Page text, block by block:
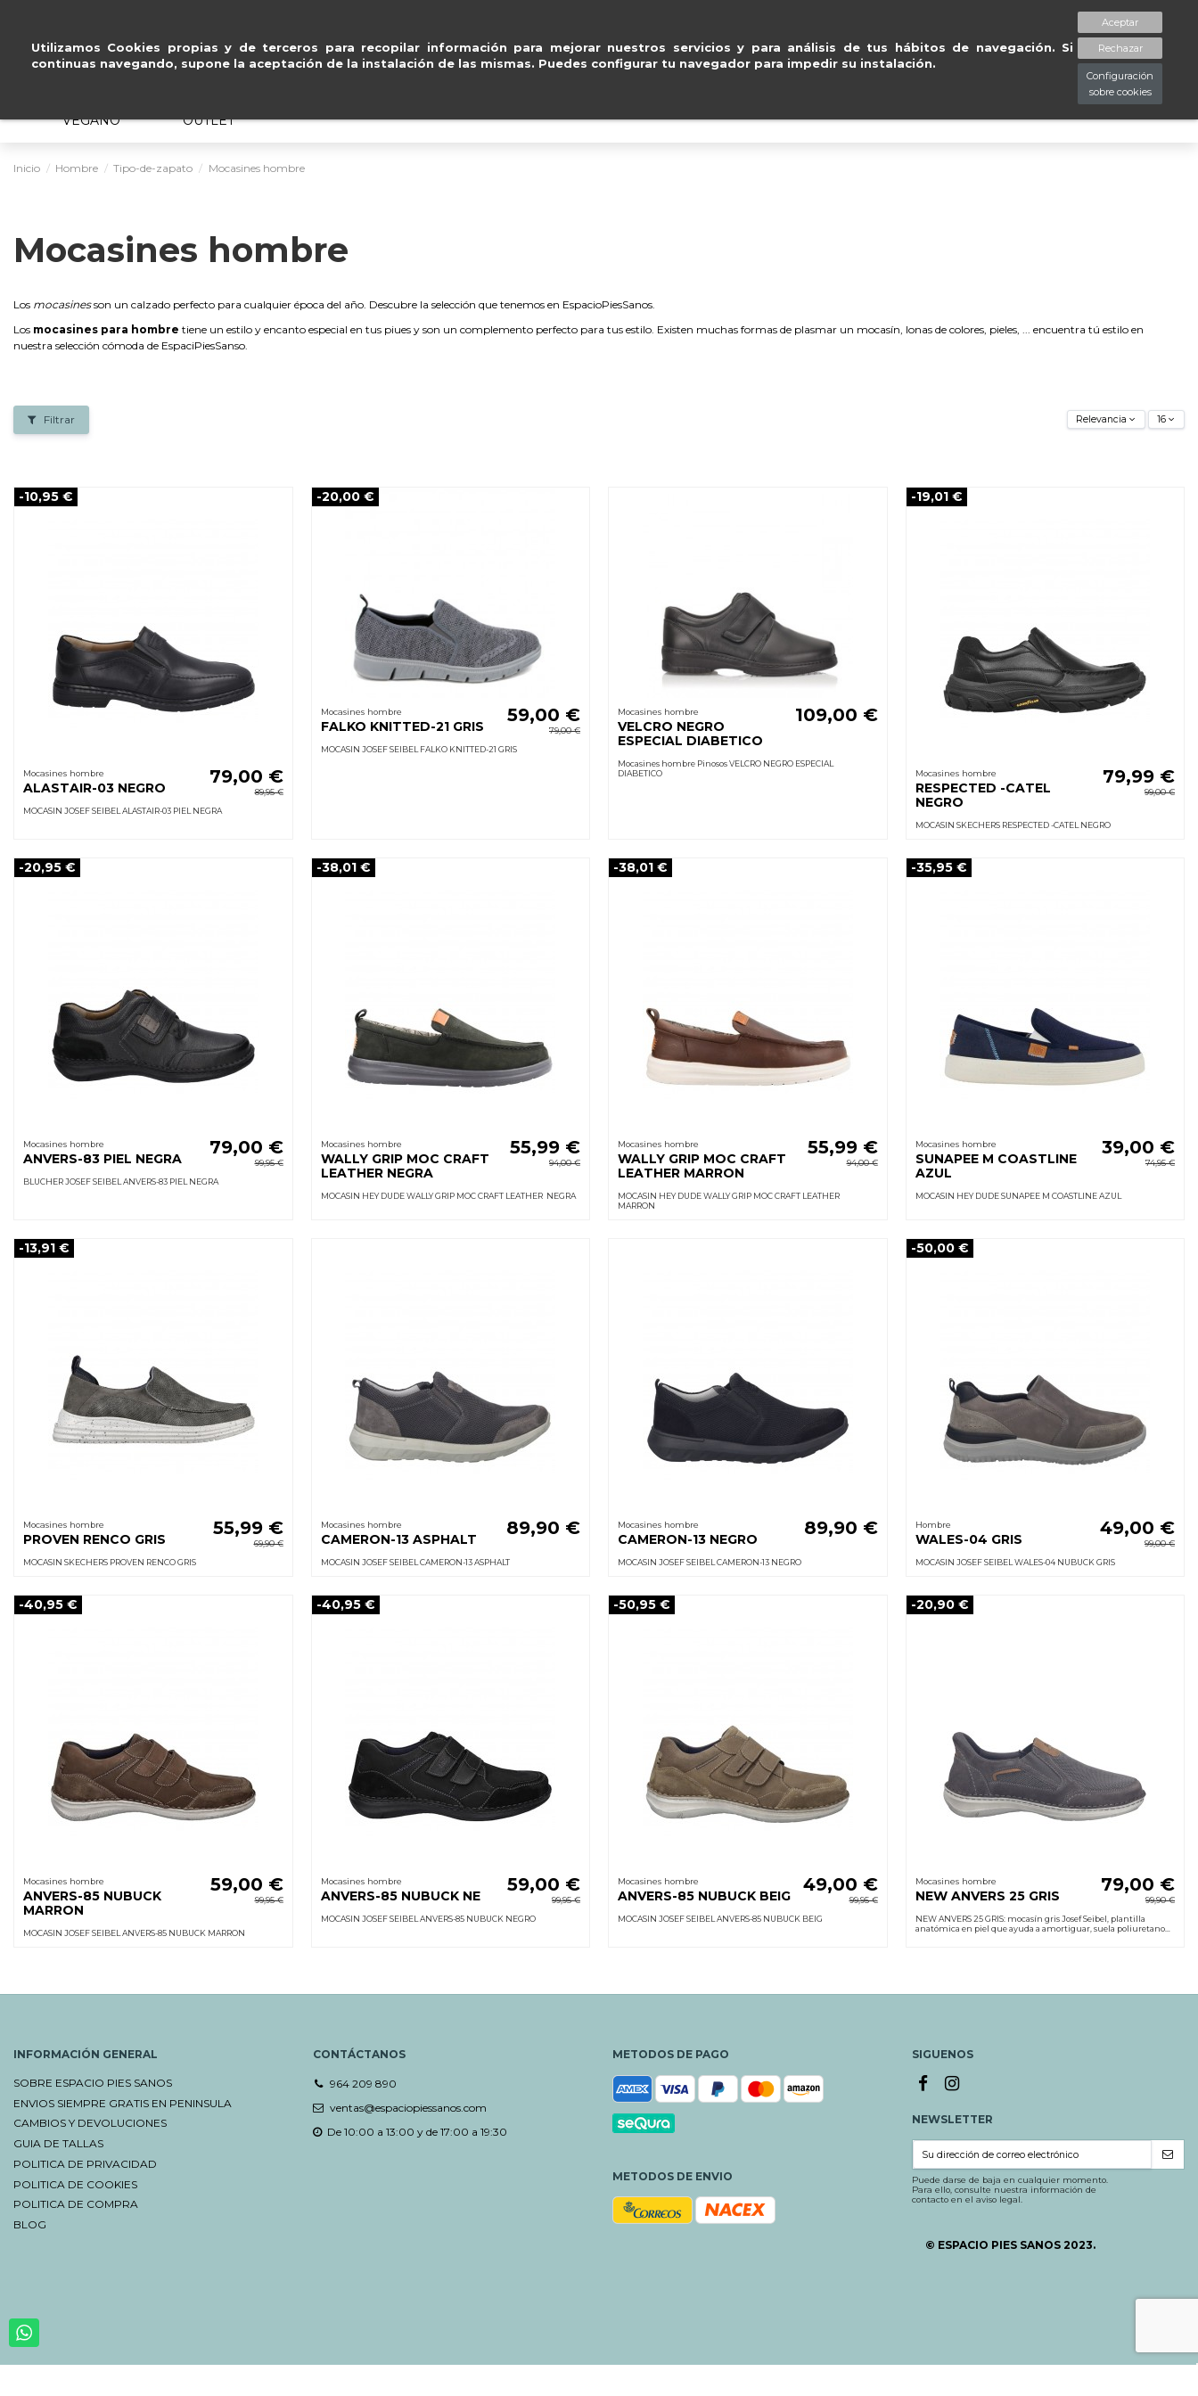
Utilizamos Cookies propias y de terceros para recopilar información para mejorar nuestros servicios y para análisis de tus hábitos de navegación. Si
continuas navegando, supone la aceptación de la instalación de las mismas. Puedes configurar tu navegador para impedir su instalación.
Aceptar
Rechazar
Configuración
sobre cookies
Entregas gratuitas en península en 24/48
Lista de deseos (
VEGANO OUTLET
Inicio Hombre Tipo-de-zapato Mocasines hombre
Mocasines hombre
Los mocasinesson un calzado perfecto para cualquier época del año. Descubre la selección que tenemos en EspacioPiesSanos.
Los mocasines para hombre tiene un estilo y encanto especial en tus piues y son un complemento perfecto para tus estilo. Existen muchas formas de plasmar un mocasín, lonas de colores, pieles, ... encuentra tú estilo en
nuestra selección cómoda de EspaciPiesSanso.
Filtrar Relevancia 16
-10,95 €
Mocasines hombre
ALASTAIR-03 NEGRO
79,00 €
89,95 €
MOCASIN JOSEF SEIBEL ALASTAIR-03 PIEL NEGRA
-20,00 €
Mocasines hombre
FALKO KNITTED-21 GRIS
59,00 €
79,00 €
MOCASIN JOSEF SEIBEL FALKO KNITTED-21 GRIS
Mocasines hombre
VELCRO NEGRO
ESPECIAL DIABETICO
109,00 €
Mocasines hombre Pinosos VELCRO NEGRO ESPECIAL
DIABETICO
-19,01 €
Mocasines hombre
RESPECTED -CATEL
NEGRO
79,99 €
99,00 €
MOCASIN SKECHERS RESPECTED -CATEL NEGRO
-20,95 €
Mocasines hombre
ANVERS-83 PIEL NEGRA
79,00 €
99,95 €
BLUCHER JOSEF SEIBEL ANVERS-83 PIEL NEGRA
-38,01 €
Mocasines hombre
WALLY GRIP MOC CRAFT
LEATHER NEGRA
55,99 €
94,00 €
MOCASIN HEY DUDE WALLY GRIP MOC CRAFT LEATHER NEGRA
-38,01 €
Mocasines hombre
WALLY GRIP MOC CRAFT
LEATHER MARRON
55,99 €
94,00 €
MOCASIN HEY DUDE WALLY GRIP MOC CRAFT LEATHER
MARRON
-35,95 €
Mocasines hombre
SUNAPEE M COASTLINE
AZUL
39,00 €
74,95 €
MOCASIN HEY DUDE SUNAPEE M COASTLINE AZUL
-13,91 €
Mocasines hombre
PROVEN RENCO GRIS
55,99 €
69,90 €
MOCASIN SKECHERS PROVEN RENCO GRIS
Mocasines hombre
CAMERON-13 ASPHALT
89,90 €
MOCASIN JOSEF SEIBEL CAMERON-13 ASPHALT
Mocasines hombre
CAMERON-13 NEGRO
89,90 €
MOCASIN JOSEF SEIBEL CAMERON-13 NEGRO
-50,00 €
Hombre
WALES-04 GRIS
49,00 €
99,00 €
MOCASIN JOSEF SEIBEL WALES-04 NUBUCK GRIS
-40,95 €
Mocasines hombre
ANVERS-85 NUBUCK
MARRON
59,00 €
99,95 €
MOCASIN JOSEF SEIBEL ANVERS-85 NUBUCK MARRON
-40,95 €
Mocasines hombre
ANVERS-85 NUBUCK NE
59,00 €
99,95 €
MOCASIN JOSEF SEIBEL ANVERS-85 NUBUCK NEGRO
-50,95 €
Mocasines hombre
ANVERS-85 NUBUCK BEIG
49,00 €
99,95 €
MOCASIN JOSEF SEIBEL ANVERS-85 NUBUCK BEIG
-20,90 €
Mocasines hombre
NEW ANVERS 25 GRIS
79,00 €
99,90 €
NEW ANVERS 25 GRIS: mocasín gris Josef Seibel, plantilla
anatómica en piel que ayuda a amortiguar, suela poliuretano
INFORMACIÓN GENERAL
SOBRE ESPACIO PIES SANOS
ENVIOS SIEMPRE GRATIS EN PENINSULA
CAMBIOS Y DEVOLUCIONES
GUIA DE TALLAS
POLITICA DE PRIVACIDAD
POLITICA DE COOKIES
POLITICA DE COMPRA
BLOG
CONTÁCTANOS
964 209 890
ventas@espaciopiessanos.com
De 10:00 a 13:00 y de 17:00 a 19:30
METODOS DE PAGO
METODOS DE ENVIO
SIGUENOS
NEWSLETTER
Puede darse de baja en cualquier momento.
Para ello, consulte nuestra información de
contacto en el aviso legal.
© ESPACIO PIES SANOS 2023.